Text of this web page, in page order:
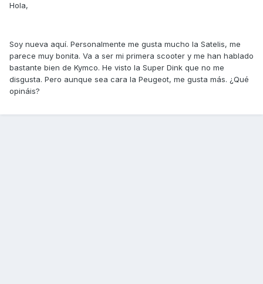
Hola,
Soy nueva aquí. Personalmente me gusta mucho la Satelis, me
parece muy bonita. Va a ser mi primera scooter y me han hablado
bastante bien de Kymco. He visto la Super Dink que no me
disgusta. Pero aunque sea cara la Peugeot, me gusta más. ¿Qué
opináis?